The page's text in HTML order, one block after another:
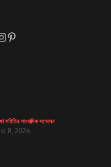
সমিতির সাংবাদিক সম্মেলন
8, 2026